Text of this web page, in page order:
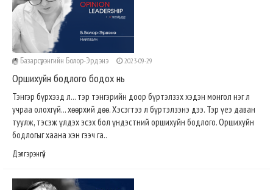
Базарсүрэнгийн Болор-Эрдэнэ 2023-09-29
Оршихуйн бодлого бодох нь
Тэнгэр бүрхээд л... тэр тэнгэрийн доор бүртэлзэх хэдэн монгол нэг л
учраа олохгүй... хөөрхий дөө. Хэсэгтээ л бүртэлзэнэ дээ. Тэр үеэ даван
туулж, тэсэж үлдэх эсэх бол үндэстний оршихуйн бодлого. Оршихуйн
бодлогыг хаана хэн гээч га..
Дэлгэрэнгүй